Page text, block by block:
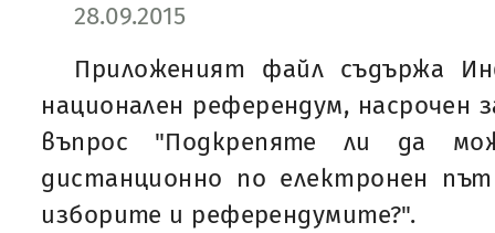
28.09.2015
Приложеният файл съдържа
национален референдум, насрочен
въпрос "Подкрепяте ли да
дистанционно по електронен
изборите и референдумите?".